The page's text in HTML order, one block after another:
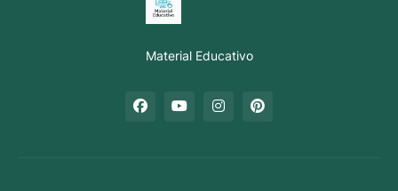
Material Educativo